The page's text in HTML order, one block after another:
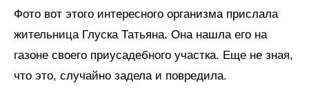
Фото вот этого интересного организма прислала
жительница Глуска Татьяна. Она нашла его на
газоне своего приусадебного участка. Еще не зная,
что это, случайно задела и повредила.